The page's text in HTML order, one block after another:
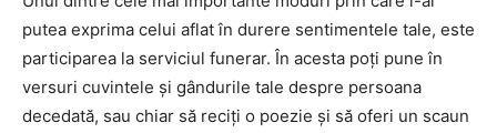
putea exprima celui aflat în durere sentimentele tale, este
participarea la serviciul funerar. În acesta poți pune în
versuri cuvintele și gândurile tale despre persoana
decedată, sau chiar să reciți o poezie și să oferi un scaun